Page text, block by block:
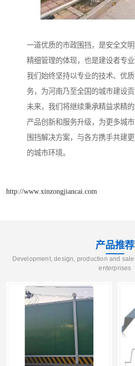
一道优质的市政围挡，是安全文
精细管理的体现，也是建设者专业
我们始终坚持以专业的技术、优
务，为河南乃至全国的城市建设贡
未来，我们将继续秉承精益求精
产品创新和服务升级，为更多城
围挡解决方案，与各方携手共建
的城市环境。
http://www.xinzongjiancai.com
产品推荐
Development, design, production and
enterprises